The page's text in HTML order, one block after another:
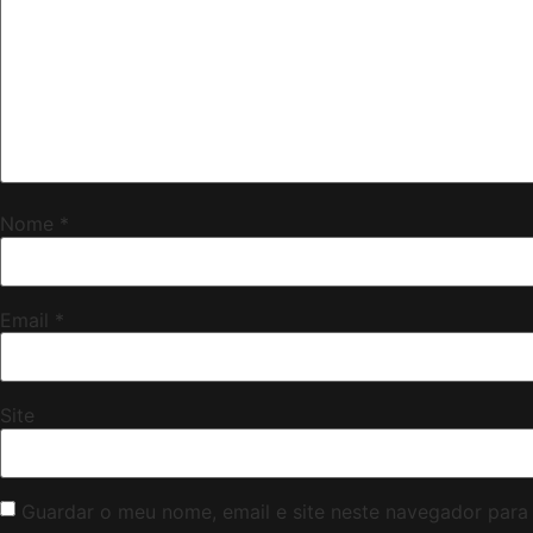
Nome *
Email *
Site
Guardar o meu nome, email e site neste navegador